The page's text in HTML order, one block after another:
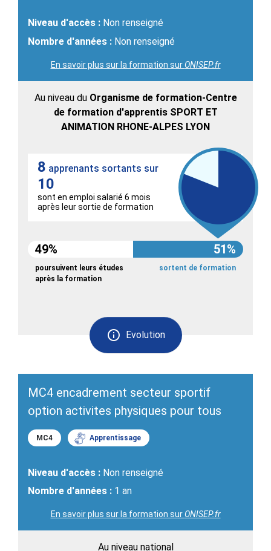
Niveau d'accès : Non renseigné
Nombre d'années : Non renseigné
En savoir plus sur la formation surONISEP.fr
Au niveau du Organisme de formation-Centre
de formation d'apprentis SPORT ET
ANIMATION RHONE-ALPES LYON
Evolution
8 apprenants sortants sur
10
sont en emploi salarié 6 mois
après leur sortie de formation
49% 51%
poursuivent leurs études
après la formation
sortent de formation
MC4 encadrement secteur sportif
option activites physiques pour tous
MC4 Apprentissage
Niveau d'accès : Non renseigné
Nombre d'années : 1 an
En savoir plus sur la formation surONISEP.fr
Au niveau national